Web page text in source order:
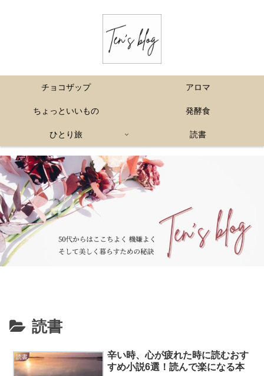
チョコザップ アロマ
ちょっといいもの 発酵食
ひとり旅 読書
読書
読書
辛い時、心が疲れた時に読むおす
すめ小説6選！読んで楽になる本